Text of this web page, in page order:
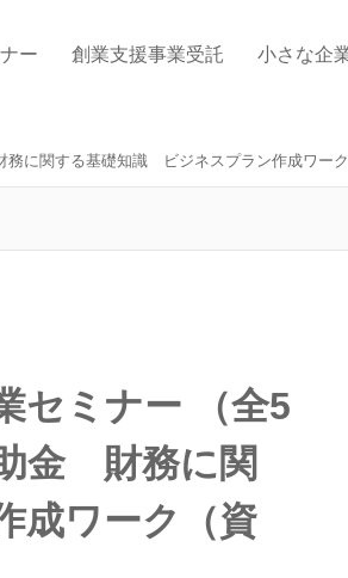
ー 創業支援事業受託 小さな企
に関する基礎知識 ビジネスプラン作成ワーク
セミナー （全5
金 財務に関
成ワーク（資